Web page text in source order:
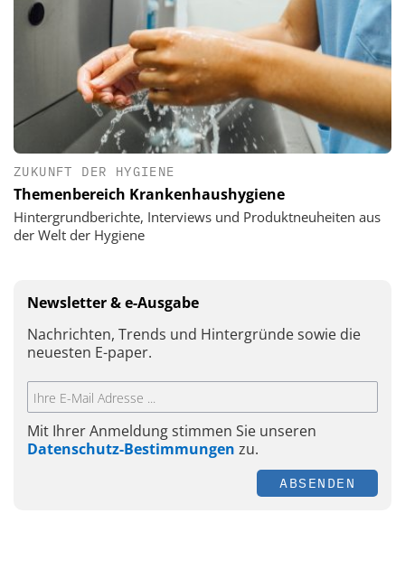
ZUKUNFT DER HYGIENE
Themenbereich Krankenhaushygiene
Hintergrundberichte, Interviews und Produktneuheiten aus
der Welt der Hygiene
Newsletter & e-Ausgabe
Nachrichten, Trends und Hintergründe sowie die
neuesten E-paper.
Mit Ihrer Anmeldung stimmen Sie unseren
Datenschutz-Bestimmungen zu.
ABSENDEN